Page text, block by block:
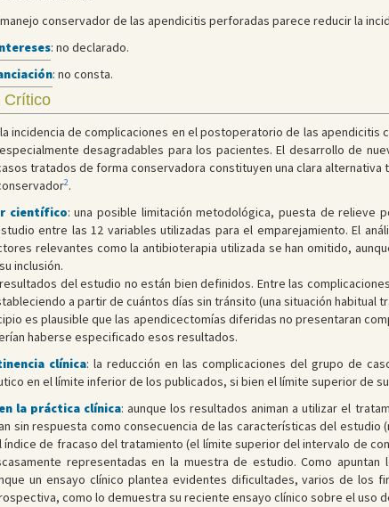
conservador de las apendicitis perforadas parece reducir la
: no declarado.
: no consta.
Crítico
incidencia de complicaciones en el postoperatorio de las
desagradables para los pacientes. El desarrollo de
tratados de forma conservadora constituyen una clara
2.
científico: una posible limitación metodológica, puesta de relieve
entre las 12 variables utilizadas para el emparejamiento. El
relevantes como la antibioterapia utilizada se han omitido,
inclusión.
del estudio no están bien definidos. Entre las
a partir de cuántos días sin tránsito (una situación habitual
es plausible que las apendicectomías diferidas no presentaran
haberse especificado esos resultados.
clínica: la reducción en las complicaciones del grupo de
en el límite inferior de los publicados, si bien el límite superior de su
la práctica clínica: aunque los resultados animan a utilizar el
sin respuesta como consecuencia de las características del
índice de fracaso del tratamiento (el límite superior del intervalo de
representadas en la muestra de estudio. Como
un ensayo clínico plantea evidentes dificultades, varios de los
como lo demuestra su reciente ensayo clínico sobre el uso